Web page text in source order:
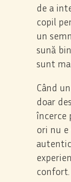
de a
copil
un
sună
sunt
Când
doar
încerce
ori nu e